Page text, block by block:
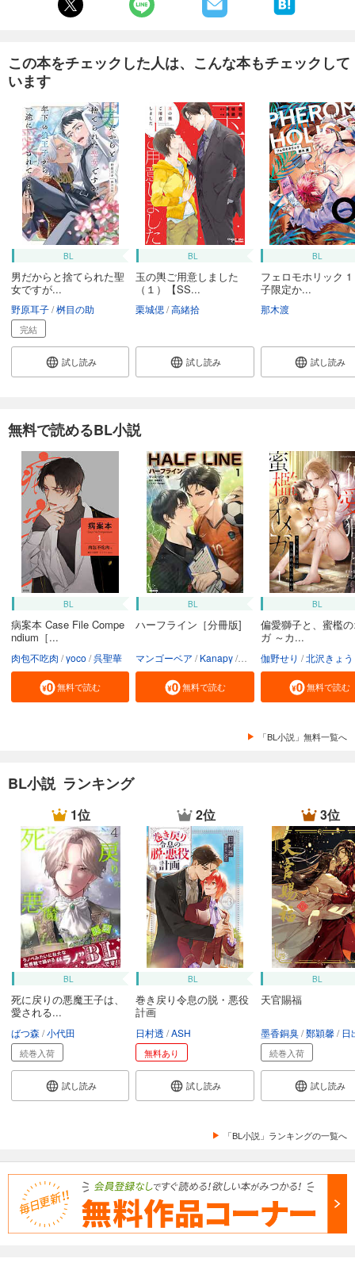
この本をチェックした人は、こんな本もチェックして
います
BL
男だからと捨てられた聖
女ですが...
野原耳子 桝目の助
完結
試し読み
BL
玉の輿ご用意しました
（１）【SS...
栗城偲 高緒拾
試し読み
BL
フェロモホリック 1
子限定か...
那木渡
試し読み
無料で読めるBL小説
BL
病案本 Case File Compe
ndium［...
肉包不吃肉 yoco 呉聖華
無料で読む
BL
ハーフライン［分冊版]
マンゴーベア Kanapy 加藤智子
無料で読む
BL
偏愛獅子と、蜜檻
ガ ～カ...
伽野せり 北沢きょう
無料で読む
「BL小説」無料一覧へ
BL小説 ランキング
1位
BL
死に戻りの悪魔王子は、
愛される...
ばつ森 小代田
続巻入荷
試し読み
2位
BL
巻き戻り令息の脱・悪役
計画
日村透 ASH
無料あり
試し読み
3位
BL
天官賜福
墨香銅臭 鄭穎馨 日出的
続巻入荷
試し読み
「BL小説」ランキングの一覧へ